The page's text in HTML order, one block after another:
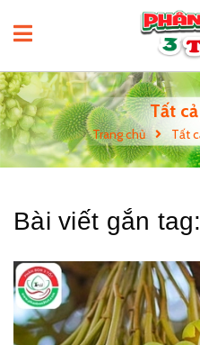
Tất
Trang chủ Tất
Bài viết gắn